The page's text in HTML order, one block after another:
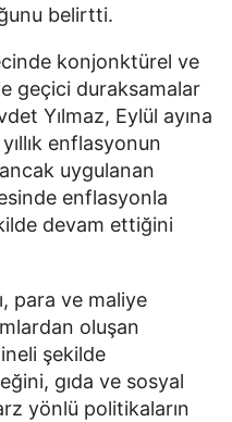
belirtti.
konjonktürel ve
geçici duraksamalar
Yılmaz, Eylül ayına
enflasyonun
uygulanan
enflasyonla
devam ettiğini
para ve maliye
oluşan
şekilde
gıda ve sosyal
yönlü politikaların